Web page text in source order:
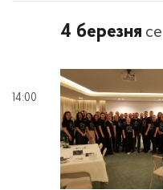
4 березня
14:00